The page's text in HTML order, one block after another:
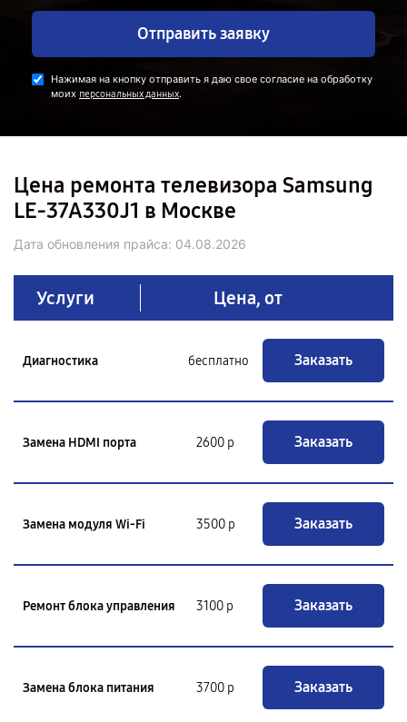
Отправить заявку
Нажимая на кнопку отправить я даю свое согласие на обработку
моих персональных данных.
Цена ремонта телевизора Samsung
LE-37A330J1 в Москве
Дата обновления прайса: 04.08.2026
Услуги Цена, от
Диагностика бесплатно Заказать
Замена HDMI порта 2600 р Заказать
Замена модуля Wi-Fi 3500 р Заказать
Ремонт блока управления 3100 р Заказать
Замена блока питания 3700 р Заказать